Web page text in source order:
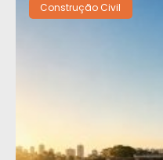
Construção Civil